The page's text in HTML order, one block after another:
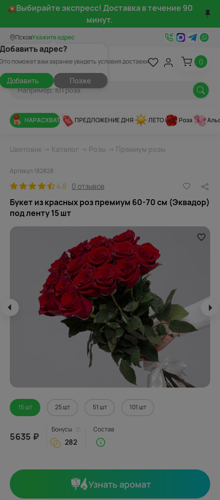
Выбирайте экспресс! Доставка в течение 90
минут.
ПсковУкажите адрес
адрес?
поможет вам заранее увидеть условия доставки
Добавить Позже
0
НАРАСХВАТ ПРЕДЛОЖЕНИЕ ДНЯ ЛЕТО Роза
Цветовик → Каталог → Розы → Премиум розы
Артикул 182828
4.8 0 отзывов
Букет из красных роз премиум 60-70 см (Эквадор)
под ленту 15 шт
15 шт 25 шт 51 шт 101 шт
5635 ₽
Бонусы
282
Состав
Узнать аромат